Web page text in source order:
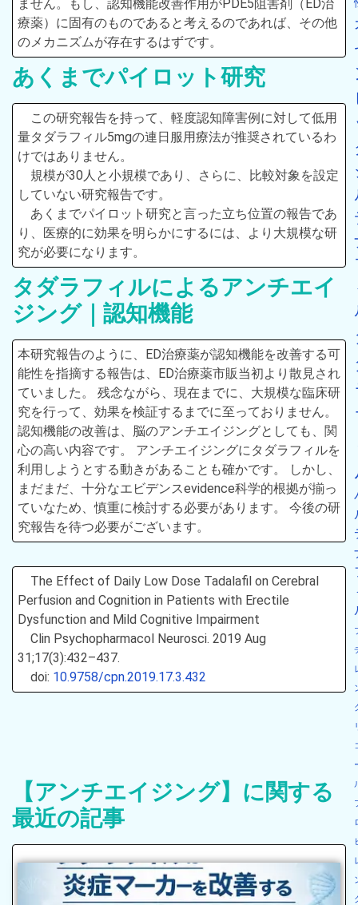
ません。もし、認知機能改善作用がPDE5阻害剤（ED治
療薬）に固有のものであると考えるのであれば、その他
のメカニズムが存在するはずです。
あくまでパイロット研究
この研究報告を持って、軽度認知障害例に対して低用
量タダラフィル5mgの連日服用療法が推奨されているわ
けではありません。
規模が30人と小規模であり、さらに、比較対象を設定
していない研究報告です。
あくまでパイロット研究と言った立ち位置の報告であ
り、医療的に効果を明らかにするには、より大規模な研
究が必要になります。
タダラフィルによるアンチエイ
ジング｜認知機能
本研究報告のように、ED治療薬が認知機能を改善する可
能性を指摘する報告は、ED治療薬市販当初より散見され
ていました。 残念ながら、現在までに、大規模な臨床研
究を行って、効果を検証するまでに至っておりません。
認知機能の改善は、脳のアンチエイジングとしても、関
心の高い内容です。 アンチエイジングにタダラフィルを
利用しようとする動きがあることも確かです。 しかし、
まだまだ、十分なエビデンスevidence科学的根拠が揃っ
ていなため、慎重に検討する必要があります。 今後の研
究報告を待つ必要がございます。
The Effect of Daily Low Dose Tadalafil on Cerebral
Perfusion and Cognition in Patients with Erectile
Dysfunction and Mild Cognitive Impairment
Clin Psychopharmacol Neurosci. 2019 Aug
31;17(3):432–437.
doi: 10.9758/cpn.2019.17.3.432
【アンチエイジング】に関する
最近の記事